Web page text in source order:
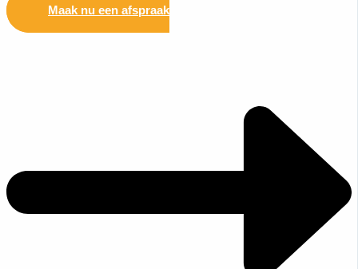
Maak nu een afspraak